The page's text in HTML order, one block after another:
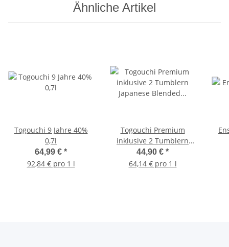
Ähnliche Artikel
Togouchi 9 Jahre 40%
0,7l
64,99 € *
92,84 € pro 1 l
Togouchi Premium
inklusive 2 Tumblern
Japanese Blended Malt
40% 0,7l
44,90 € *
64,14 € pro 1 l